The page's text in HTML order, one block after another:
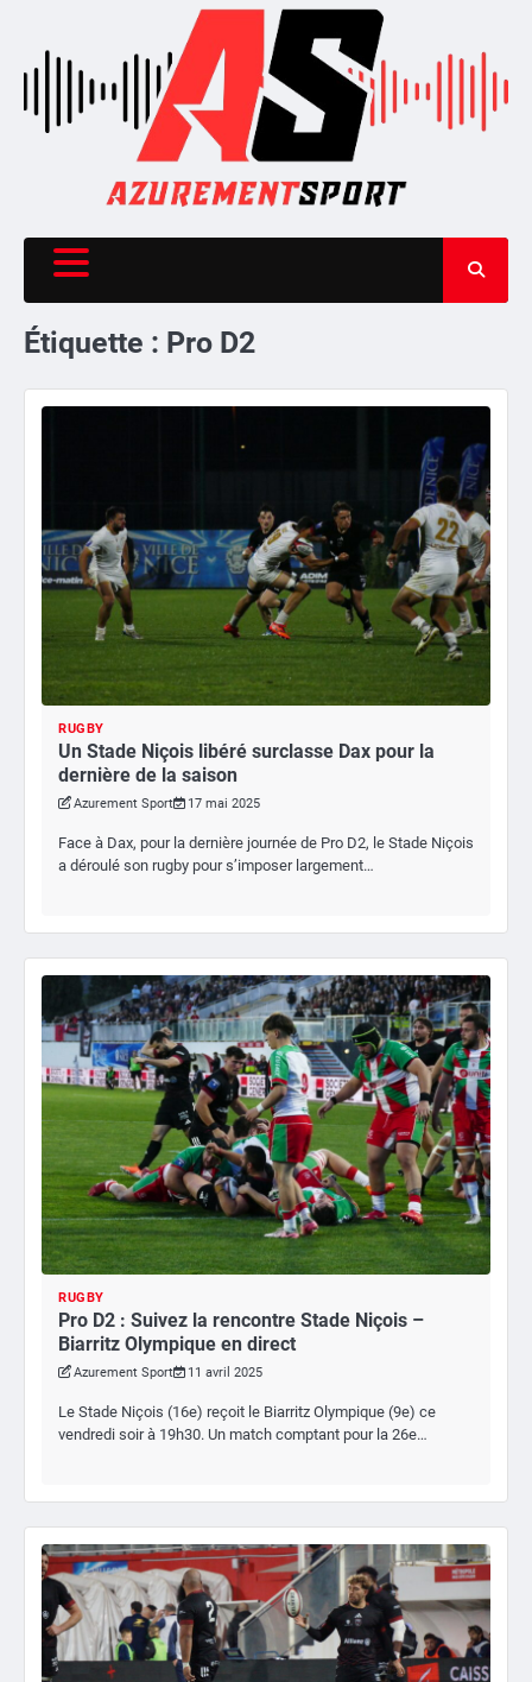
content
Étiquette : Pro D2
RUGBY
Un Stade Niçois libéré surclasse Dax pour la
dernière de la saison
Azurement Sport 17 mai 2025
Face à Dax, pour la dernière journée de Pro D2, le Stade Niçois
a déroulé son rugby pour s’imposer largement…
RUGBY
Pro D2 : Suivez la rencontre Stade Niçois –
Biarritz Olympique en direct
Azurement Sport 11 avril 2025
Le Stade Niçois (16e) reçoit le Biarritz Olympique (9e) ce
vendredi soir à 19h30. Un match comptant pour la 26e…